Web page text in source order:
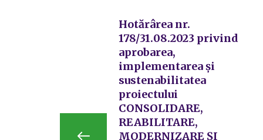
Hotărârea nr.
178/31.08.2023 privind
aprobarea,
implementarea și
sustenabilitatea
proiectului
CONSOLIDARE,
REABILITARE,
MODERNIZARE ŞI